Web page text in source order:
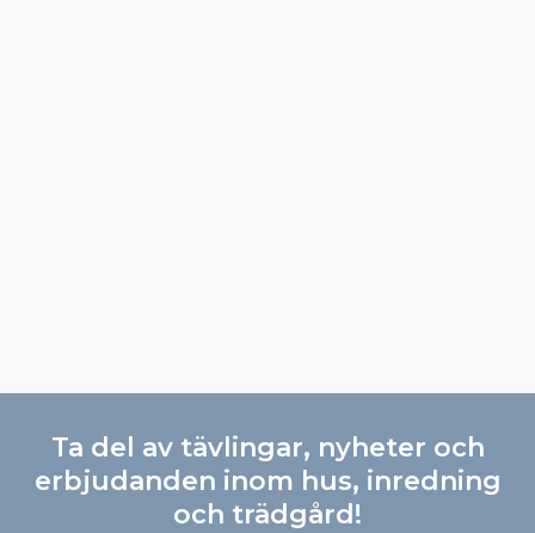
Ta del av tävlingar, nyheter och
erbjudanden inom hus, inredning
och trädgård!